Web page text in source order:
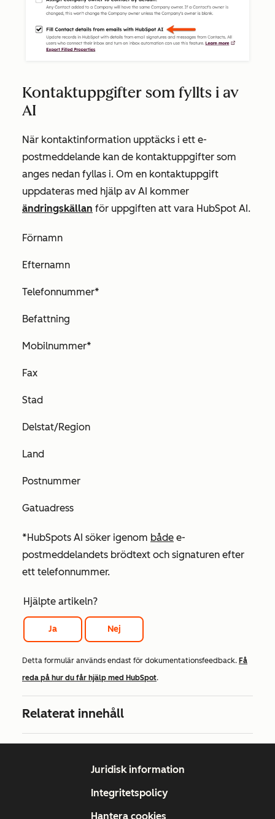
Kontaktuppgifter som fyllts i av
AI
När kontaktinformation upptäcks i ett e-
postmeddelande kan de kontaktuppgifter som
anges nedan fyllas i. Om en kontaktuppgift
uppdateras med hjälp av AI kommer
ändringskällan för uppgiften att vara HubSpot AI.
Förnamn
Efternamn
Telefonnummer*
Befattning
Mobilnummer*
Fax
Stad
Delstat/Region
Land
Postnummer
Gatuadress
*HubSpots AI söker igenom både e-
postmeddelandets brödtext och signaturen efter
ett telefonnummer.
Hjälpte artikeln?
Ja Nej
Detta formulär används endast för dokumentationsfeedback. Få
reda på hur du får hjälp med HubSpot.
Relaterat innehåll
Juridisk information
Integritetspolicy
Hantera cookies